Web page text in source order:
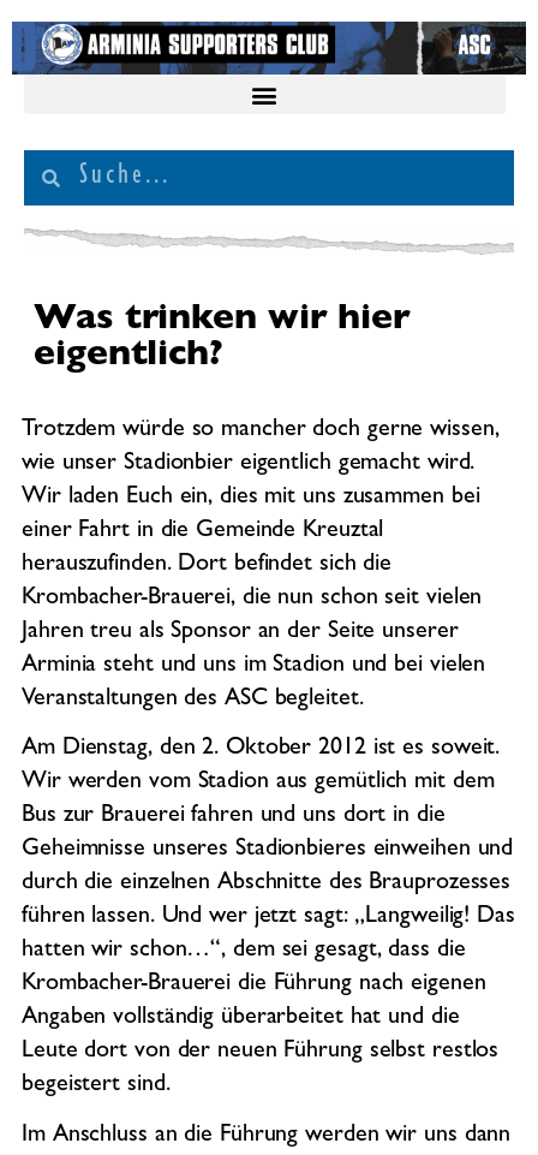
Was trinken wir hier
eigentlich?
Trotzdem würde so mancher doch gerne wissen,
wie unser Stadionbier eigentlich gemacht wird.
Wir laden Euch ein, dies mit uns zusammen bei
einer Fahrt in die Gemeinde Kreuztal
herauszufinden. Dort befindet sich die
Krombacher-Brauerei, die nun schon seit vielen
Jahren treu als Sponsor an der Seite unserer
Arminia steht und uns im Stadion und bei vielen
Veranstaltungen des ASC begleitet.
Am Dienstag, den 2. Oktober 2012 ist es soweit.
Wir werden vom Stadion aus gemütlich mit dem
Bus zur Brauerei fahren und uns dort in die
Geheimnisse unseres Stadionbieres einweihen und
durch die einzelnen Abschnitte des Brauprozesses
führen lassen. Und wer jetzt sagt: „Langweilig! Das
hatten wir schon…“, dem sei gesagt, dass die
Krombacher-Brauerei die Führung nach eigenen
Angaben vollständig überarbeitet hat und die
Leute dort von der neuen Führung selbst restlos
begeistert sind.
Im Anschluss an die Führung werden wir uns dann